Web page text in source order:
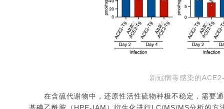
新冠病毒感染的
在含硫代谢物中，还原性活性硫物种极不稳定，需要